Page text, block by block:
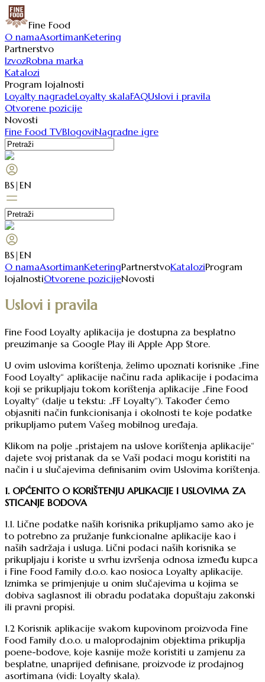
Fine Food
O namaAsortimanKetering
Partnerstvo
IzvozRobna marka
Katalozi
Program lojalnosti
Loyalty nagradeLoyalty skalaFAQUslovi i pravila
Otvorene pozicije
Novosti
Fine Food TVBlogoviNagradne igre
BS | EN
BS | EN
O namaAsortimanKeteringPartnerstvoKataloziProgram
lojalnostiOtvorene pozicijeNovosti
Uslovi i pravila
Fine Food Loyalty aplikacija je dostupna za besplatno
preuzimanje sa Google Play ili Apple App Store.
U ovim uslovima korištenja, želimo upoznati korisnike „Fine
Food Loyalty“ aplikacije načinu rada aplikacije i podacima
koji se prikupljaju tokom korištenja aplikacije „Fine Food
Loyalty“ (dalje u tekstu: „FF Loyalty“). Također ćemo
objasniti način funkcionisanja i okolnosti te koje podatke
prikupljamo putem Vašeg mobilnog uređaja.
Klikom na polje „pristajem na uslove korištenja aplikacije“
dajete svoj pristanak da se Vaši podaci mogu koristiti na
način i u slučajevima definisanim ovim Uslovima korištenja.
1. OPĆENITO O KORIŠTENJU APLIKACIJE I USLOVIMA ZA
STICANJE BODOVA
1.1. Lične podatke naših korisnika prikupljamo samo ako je
to potrebno za pružanje funkcionalne aplikacije kao i
naših sadržaja i usluga. Lični podaci naših korisnika se
prikupljaju i koriste u svrhu izvršenja odnosa između kupca
i Fine Food Family d.o.o. kao nosioca Loyalty aplikacije.
Iznimka se primjenjuje u onim slučajevima u kojima se
dobiva saglasnost ili obradu podataka dopuštaju zakonski
ili pravni propisi.
1.2 Korisnik aplikacije svakom kupovinom proizvoda Fine
Food Family d.o.o. u maloprodajnim objektima prikuplja
poene-bodove, koje kasnije može koristiti u zamjenu za
besplatne, unaprijed definisane, proizvode iz prodajnog
asortimana (vidi: Loyalty skala).